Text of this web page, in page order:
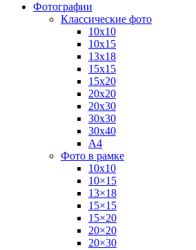
Фотографии
Классические фото
10х10
10х15
13х18
15х15
15х20
20х20
20х30
30х30
30х40
А4
Фото в рамке
10х10
10×15
13×18
15×15
15×20
20×20
20×30